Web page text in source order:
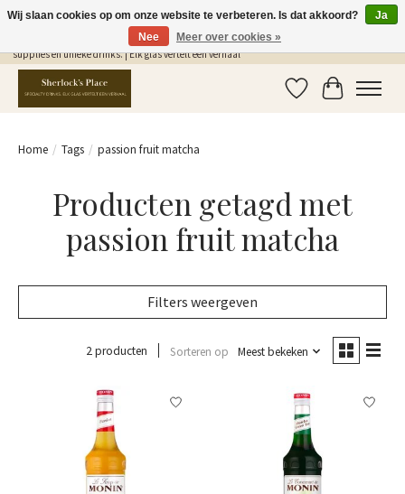
Gratis Verzending in NL vanaf €75,- | Sherlocks Place: dé plek voor MONIN siropen, bar
supplies en unieke drinks. | Elk glas vertelt een verhaal
Verlanglijst
Home / Tags / passion fruit matcha
Producten getagd met
passion fruit matcha
Filters weergeven
2 producten Sorteren op Meest bekeken
Wij slaan cookies op om onze website te verbeteren. Is dat akkoord?
Ja
Nee
Meer over cookies »